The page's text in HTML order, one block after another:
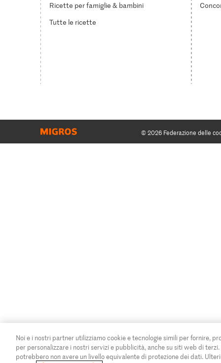
Ricette per famiglie & bambini
Tutte le ricette
© 2026 Federazione delle
Noi e i nostri partner utilizziamo cookie e tecnologie simili per fornire,
per personalizzare i nostri servizi e pubblicità, anche su siti web di
potrebbero non avere un livello equivalente di protezione dei dati.